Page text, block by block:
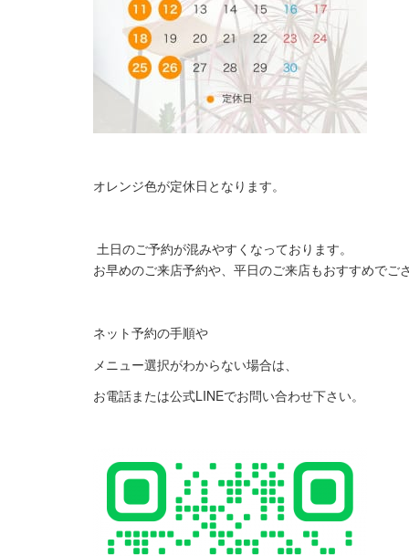
オレンジ色が定休日となります。
土日のご予約が混みやすくなっております。
お早めのご来店予約や、平日のご来店もおすすめでご
ネット予約の手順や
メニュー選択がわからない場合は、
お電話または公式LINEでお問い合わせ下さい。